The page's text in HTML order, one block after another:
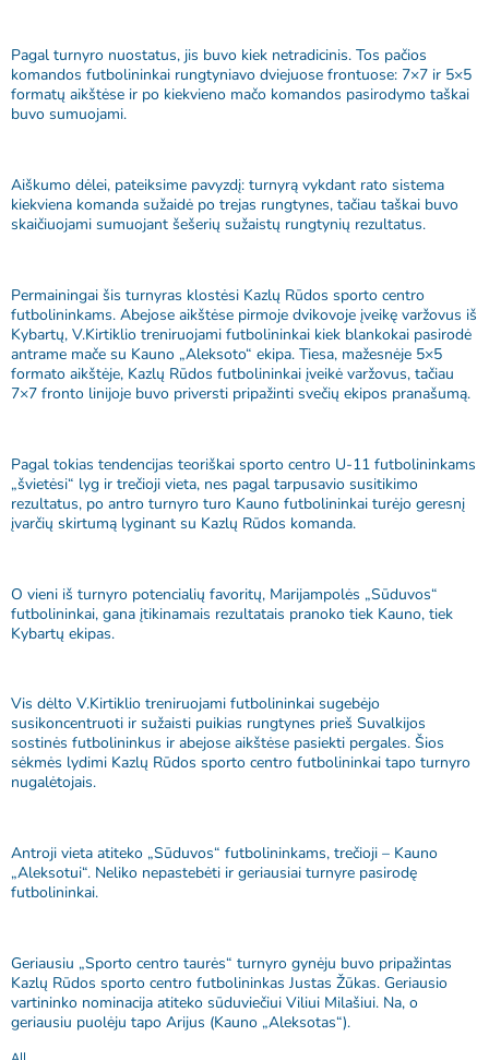
Pagal turnyro nuostatus, jis buvo kiek netradicinis. Tos pačios
komandos futbolininkai rungtyniavo dviejuose frontuose: 7×7 ir 5×5
formatų aikštėse ir po kiekvieno mačo komandos pasirodymo taškai
buvo sumuojami.
Aiškumo dėlei, pateiksime pavyzdį: turnyrą vykdant rato sistema
kiekviena komanda sužaidė po trejas rungtynes, tačiau taškai buvo
skaičiuojami sumuojant šešerių sužaistų rungtynių rezultatus.
Permainingai šis turnyras klostėsi Kazlų Rūdos sporto centro
futbolininkams. Abejose aikštėse pirmoje dvikovoje įveikę varžovus iš
Kybartų, V.Kirtiklio treniruojami futbolininkai kiek blankokai pasirodė
antrame mače su Kauno „Aleksoto“ ekipa. Tiesa, mažesnėje 5×5
formato aikštėje, Kazlų Rūdos futbolininkai įveikė varžovus, tačiau
7×7 fronto linijoje buvo priversti pripažinti svečių ekipos pranašumą.
Pagal tokias tendencijas teoriškai sporto centro U-11 futbolininkams
„švietėsi“ lyg ir trečioji vieta, nes pagal tarpusavio susitikimo
rezultatus, po antro turnyro turo Kauno futbolininkai turėjo geresnį
įvarčių skirtumą lyginant su Kazlų Rūdos komanda.
O vieni iš turnyro potencialių favoritų, Marijampolės „Sūduvos“
futbolininkai, gana įtikinamais rezultatais pranoko tiek Kauno, tiek
Kybartų ekipas.
Vis dėlto V.Kirtiklio treniruojami futbolininkai sugebėjo
susikoncentruoti ir sužaisti puikias rungtynes prieš Suvalkijos
sostinės futbolininkus ir abejose aikštėse pasiekti pergales. Šios
sėkmės lydimi Kazlų Rūdos sporto centro futbolininkai tapo turnyro
nugalėtojais.
Antroji vieta atiteko „Sūduvos“ futbolininkams, trečioji – Kauno
„Aleksotui“. Neliko nepastebėti ir geriausiai turnyre pasirodę
futbolininkai.
Geriausiu „Sporto centro taurės“ turnyro gynėju buvo pripažintas
Kazlų Rūdos sporto centro futbolininkas Justas Žūkas. Geriausio
vartininko nominacija atiteko sūduviečiui Viliui Milašiui. Na, o
geriausiu puolėju tapo Arijus (Kauno „Aleksotas“).